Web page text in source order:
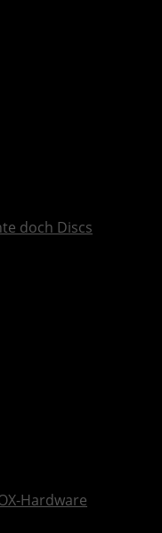
doch Discs
Hardware